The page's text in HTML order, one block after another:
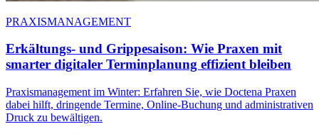
PRAXISMANAGEMENT
Erkältungs- und Grippesaison: Wie Praxen mit
smarter digitaler Terminplanung effizient bleiben
Praxismanagement im Winter: Erfahren Sie, wie Doctena Praxen
dabei hilft, dringende Termine, Online-Buchung und administrativen
Druck zu bewältigen.